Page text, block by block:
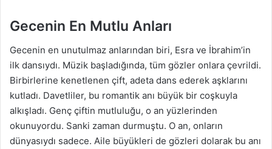
Gecenin En Mutlu Anları
Gecenin en unutulmaz anlarından biri, Esra ve İbrahim’in
ilk dansıydı. Müzik başladığında, tüm gözler onlara çevrildi.
Birbirlerine kenetlenen çift, adeta dans ederek aşklarını
kutladı. Davetliler, bu romantik anı büyük bir coşkuyla
alkışladı. Genç çiftin mutluluğu, o an yüzlerinden
okunuyordu. Sanki zaman durmuştu. O an, onların
dünyasıydı sadece. Aile büyükleri de gözleri dolarak bu anı